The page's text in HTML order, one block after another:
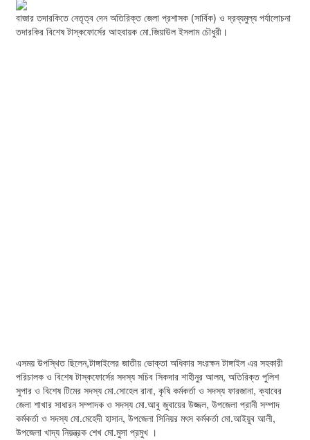
বাজার তদারকিতে নেতৃত্ব দেন অতিরিক্ত জেলা প্রশাসক (সার্বিক) ও দ্রব্যমুল্য পর্যালোচনা
তদারকির বিশেষ টাস্কফোর্সের আহবায়ক মো.জিয়াউল ইসলাম চৌধুরী।
এসময় উপস্থিত ছিলেন,টাঙ্গাইলের জাতীয় ভোক্তা অধিকার সংরক্ষন টাঙ্গাইল এর সহকারী
পরিচালক ও বিশেষ টাস্কফোর্সের সদস্য সচিব সিকদার শাহীনুর আলম, অতিরিক্ত পুলিশ
সুপার ও বিশেষ টিমের সদস্য মো.সোহেল রানা, কৃষি কর্মকর্তা ও সদস্য ফারজানা, ক্যাবের
জেলা শাখার সাধারন সম্পাদক ও সদস্য মো.আবু জুবায়ের উজ্জল, উপজেলা প্রানী সম্পাদ
কর্মকর্তা ও সদস্য মো.মেহেদী হাসান, উপজেলা সিনিয়র মৎস কর্মকর্তা মো.আইয়ুব আলী,
উপজেলা খাদ্য নিয়ন্ত্রক শেখ মো.মুসা প্রমুখ ।